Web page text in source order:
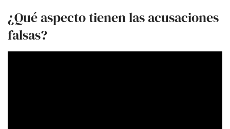
¿Qué aspecto tienen las acusaciones
falsas?